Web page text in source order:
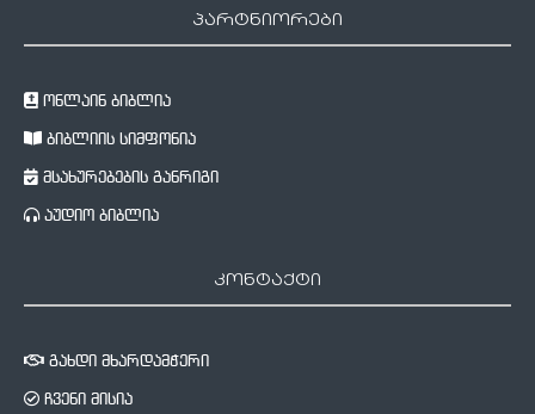
პარტნიორები
ონლაინ ბიბლია
ბიბლიის სიმფონია
მსახურებების განრიგი
აუდიო ბიბლია
კონტაქტი
გახდი მხარდამჭერი
ჩვენი მისია